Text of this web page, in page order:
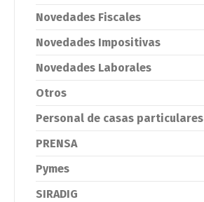
Novedades Fiscales
Novedades Impositivas
Novedades Laborales
Otros
Personal de casas particulares
PRENSA
Pymes
SIRADIG